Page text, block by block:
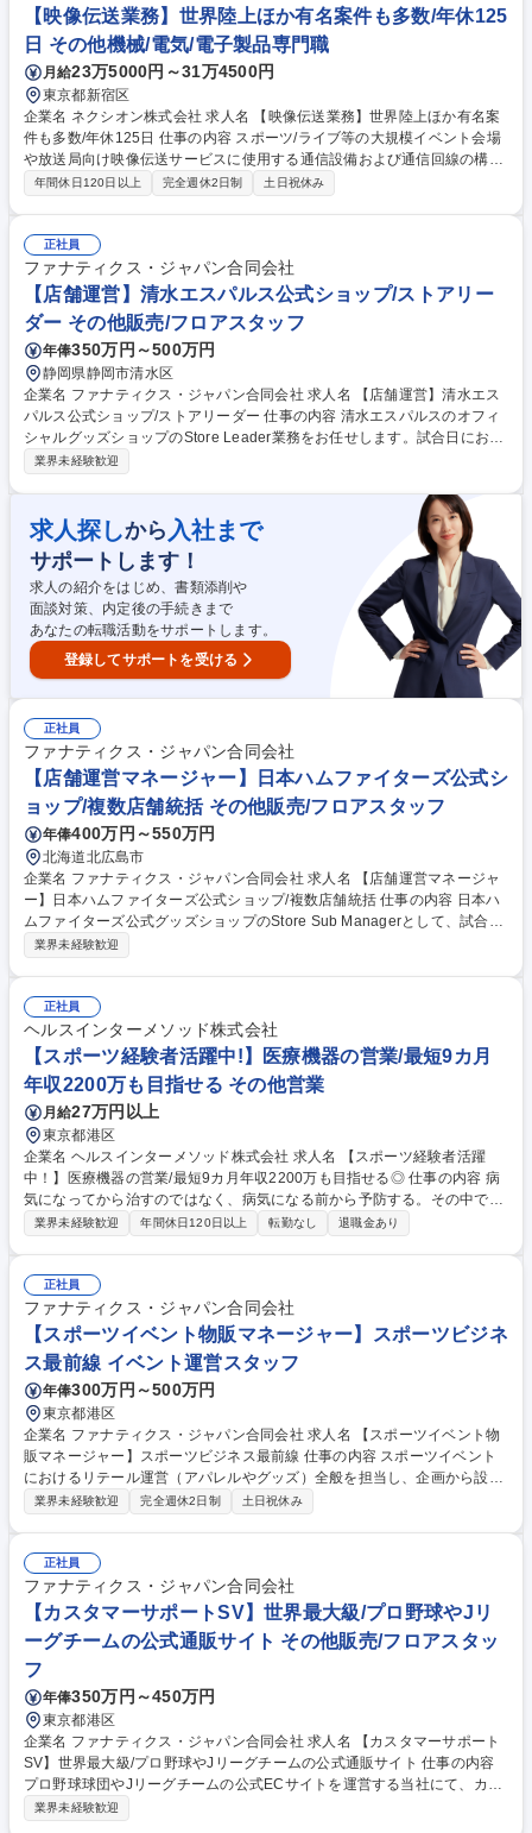
ロンのイベント開催時の企画・準備 【業務内容の変更の範囲：当社の定め
る範囲】 募集職種 ★未経験OK!【ゴルフクラブの販売】ノルマ無で働きや
すさ◎/練習場使用料補助有
【映像伝送業務】世界陸上ほか有名案件も多数/年休125
日 その他機械/電気/電子製品専門職
月給23万5000円～31万4500円
東京都新宿区
企業名 ネクシオン株式会社 求人名 【映像伝送業務】世界陸上ほか有名案
件も多数/年休125日 仕事の内容 スポーツ/ライブ等の大規模イベント会場
や放送局向け映像伝送サービスに使用する通信設備および通信回線の構
築・保守業務をお任せします。 ■伝送設備の設置・設定や動作確認 ■伝送
の各種調整 ■社内関係部署と連携したプロジェクト対応 [業務内容の変更
の範囲：当社業務全般] 募集職種 【映像伝送業務】世界陸上ほか有名案件
も多数/年休125日
年間休日120日以上 完全週休2日制 土日祝休み
正社員
ファナティクス・ジャパン合同会社
【店舗運営】清水エスパルス公式ショップ/ストアリー
ダー その他販売/フロアスタッフ
年俸350万円～500万円
静岡県静岡市清水区
企業名 ファナティクス・ジャパン合同会社 求人名 【店舗運営】清水エス
パルス公式ショップ/ストアリーダー 仕事の内容 清水エスパルスのオフィ
シャルグッズショップのStore Leader業務をお任せします。試合日におけ
る店舗運営やイベント運営、スタッフ指導育成を通じて、ファン体験の向
業務、直営店舗の売上管理（スタジアム内複数店舗）、ショップスタッフ
の指導・育成、店舗オペレーションの改善指導【Store Operation業務】人
流分析/コンフォート分析、オペレーション最適化、売場作り/商品陳列、
店頭販促PLANの実行 【業務内容の変更範囲】当社の指定する業務 募集職
種 【店舗運営】清水エスパルス公式ショップ/ストアリーダー
業界未経験歓迎
求人探しから 入社まで
サポートします！
求人の紹介をはじめ、書類添削や
面談対策、内定後の手続きまで
あなたの転職活動をサポートします。
登録してサポートを受ける
正社員
ファナティクス・ジャパン合同会社
【店舗運営マネージャー】日本ハムファイターズ公式シ
ョップ/複数店舗統括 その他販売/フロアスタッフ
年俸400万円～550万円
北海道北広島市
企業名 ファナティクス・ジャパン合同会社 求人名 【店舗運営マネージャ
ー】日本ハムファイターズ公式ショップ/複数店舗統括 仕事の内容 日本ハ
ムファイターズ公式グッズショップのStore Sub Managerとして、試合
日・イベント日の複数店舗運営をリード。現場指揮から数値分析まで幅広
どKPI分析、商品配分管理、販促企画実行、スタッフ育成を担当。オペレ
ーション最適化・在庫管理・ファン体験向上の3領域を横断的にマネジメ
ントします。 【業務内容の変更範囲】当社の指定する業務 募集職種 【店
舗運営マネージャー】日本ハムファイターズ公式ショップ/複数店舗統括
業界未経験歓迎
正社員
ヘルスインターメソッド株式会社
【スポーツ経験者活躍中!】医療機器の営業/最短9カ月
年収2200万も目指せる その他営業
月給27万円以上
東京都港区
企業名 ヘルスインターメソッド株式会社 求人名 【スポーツ経験者活躍
中！】医療機器の営業/最短9カ月年収2200万も目指せる◎ 仕事の内容 病
気になってから治すのではなく、病気になる前から予防する。その中で弊
社の医療機器をご案内する反響型営業です。全国で年間150店舗を展開
へアプローチします。400名規模の前で健康に関するミニセミナーにて健
康にまつわるトークや客層にあわせ接客を行うなど、営業力・プレゼン力
を磨ける環境です。また、4～5ヶ月ごとに北海道から沖縄まで全国を巡る
出張ライフがあり、社宅・光熱費・交通費はすべて会社負担。休日は観光
も楽しめ、終了後には3週間の長期休暇があります。 募集職種 【スポーツ
経験者活躍中！】医療機器の営業/最短9カ月年収2200万も目指せる◎
業界未経験歓迎 年間休日120日以上 転勤なし 退職金あり
正社員
ファナティクス・ジャパン合同会社
【スポーツイベント物販マネージャー】スポーツビジネ
ス最前線 イベント運営スタッフ
年俸300万円～500万円
東京都港区
企業名 ファナティクス・ジャパン合同会社 求人名 【スポーツイベント物
販マネージャー】スポーツビジネス最前線 仕事の内容 スポーツイベント
におけるリテール運営（アパレルやグッズ）全般を担当し、企画から設
営、現場での販売・運営まで幅広く携わるポジションです。MLB・NBA・
ら設計、当日の運営まで広くお任せします。全体の行程や人員配置福塩田
管理、企画やスタジアム・コンテンツホルダーとの折衝、テントや什器・
人員手配といった各種設計、その他弊社リテールチームサポート業務全般
をお願いします。国内外イベント開催地への出張もございます。【業務内
容の変更範囲】当社の指定する業務 募集職種 【スポーツイベント物販マ
ネージャー】スポーツビジネス最前線
業界未経験歓迎 完全週休2日制 土日祝休み
正社員
ファナティクス・ジャパン合同会社
【カスタマーサポートSV】世界最大級/プロ野球やJリ
ーグチームの公式通販サイト その他販売/フロアスタッ
フ
年俸350万円～450万円
東京都港区
企業名 ファナティクス・ジャパン合同会社 求人名 【カスタマーサポート
SV】世界最大級/プロ野球やJリーグチームの公式通販サイト 仕事の内容
プロ野球球団やJリーグチームの公式ECサイトを運営する当社にて、カス
タマーサポートのSV業務に従事していただきます。ファンの「困った」
業界未経験歓迎